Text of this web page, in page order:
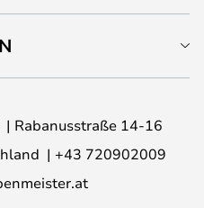
Rabanusstraße 14-16
+43 720902009